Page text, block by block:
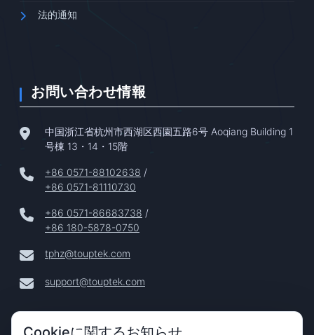
法的通知
お問い合わせ情報
中国浙江省杭州市西湖区西園五路6号 Aoqiang Building 1
号棟 13・14・15階
+86 0571-88102638 /
+86 0571-81110730
+86 0571-86683738 /
+86 180-5878-0750
tphz@touptek.com
support@touptek.com